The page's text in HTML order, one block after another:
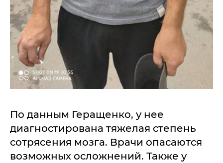
По данным Геращенко, у нее
диагностирована тяжелая степень
сотрясения мозга. Врачи опасаются
возможных осложнений. Также у